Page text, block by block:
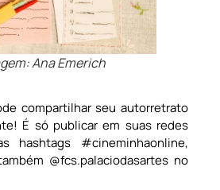
Ana Emerich
compartilhar seu autorretrato
É só publicar em suas redes
hashtags #cineminhaonline,
@fcs.palaciodasartes no